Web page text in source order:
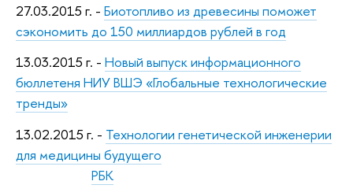
27.03.2015 г. - Биотопливо из древесины поможет
сэкономить до 150 миллиардов рублей в год
13.03.2015 г. - Новый выпуск информационного
бюллетеня НИУ ВШЭ «Глобальные технологические
тренды»
13.02.2015 г. - Технологии генетической инженерии
для медицины будущего
РБК